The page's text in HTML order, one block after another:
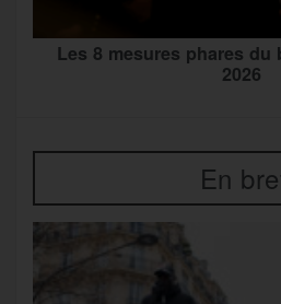
Les 8 mesures phares du
2026
En